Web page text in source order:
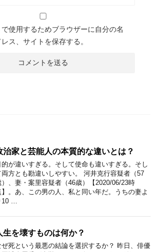
使用するためブラウザーに自分の名
ス、サイトを保存する。
治家と芸能人の本質的な違いとは？
的が違いすぎる。そして使命も違いすぎる。そし
両方とも勘違いしやすい。 河井克行容疑者（57
）、妻・案里容疑者（46歳）【2020/06/23時
】。あ、この男の人、私と同い年だ。うちの妻よ
10 …
生を壊すものは何か？
ぜ死という最悪の結論を選択するか？ 昨日、俳優